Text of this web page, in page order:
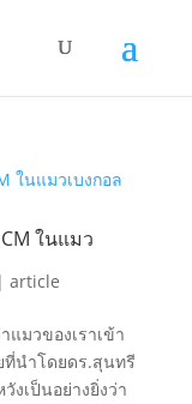
ในแมว
| article
แมวของเราเข้า
ที่นำโดยดร.สุนทรี
งเป็นอย่างยิ่งว่า